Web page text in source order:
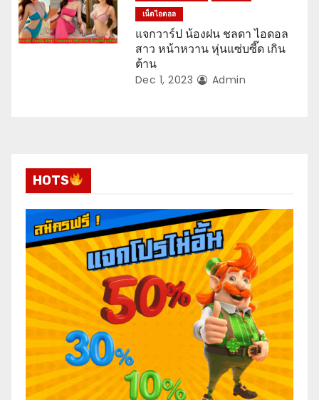
เน็ตไอดอล
แจกวาร์ป น้องฝน ชลดา ไอดอล
สาว หน้าหวาน หุ่นแซ่บซี๊ด เกิน
ต้าน
Dec 1, 2023 Admin
HOTS